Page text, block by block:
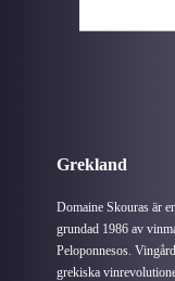
Grekland
Domaine Skouras är
grundad 1986 av
Peloponnesos.
grekiska